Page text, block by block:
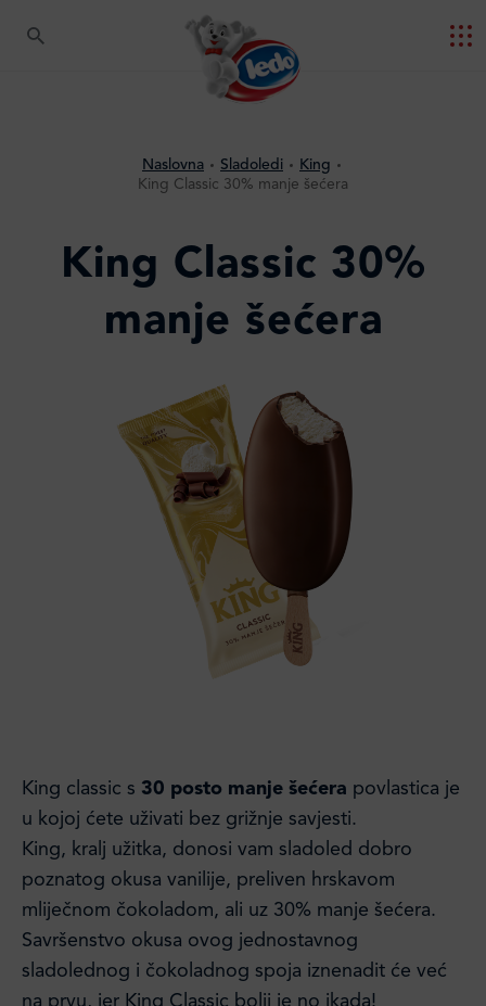
Naslovna Sladoledi
King
King Classic 30% manje šećera
King Classic 30%
manje šećera
King classic s 30 posto manje šećera povlastica je
u kojoj ćete uživati bez grižnje savjesti.
King, kralj užitka, donosi vam sladoled dobro
poznatog okusa vanilije, preliven hrskavom
mliječnom čokoladom, ali uz 30% manje šećera.
Savršenstvo okusa ovog jednostavnog
sladolednog i čokoladnog spoja iznenadit će već
na prvu, jer King Classic bolji je no ikada!